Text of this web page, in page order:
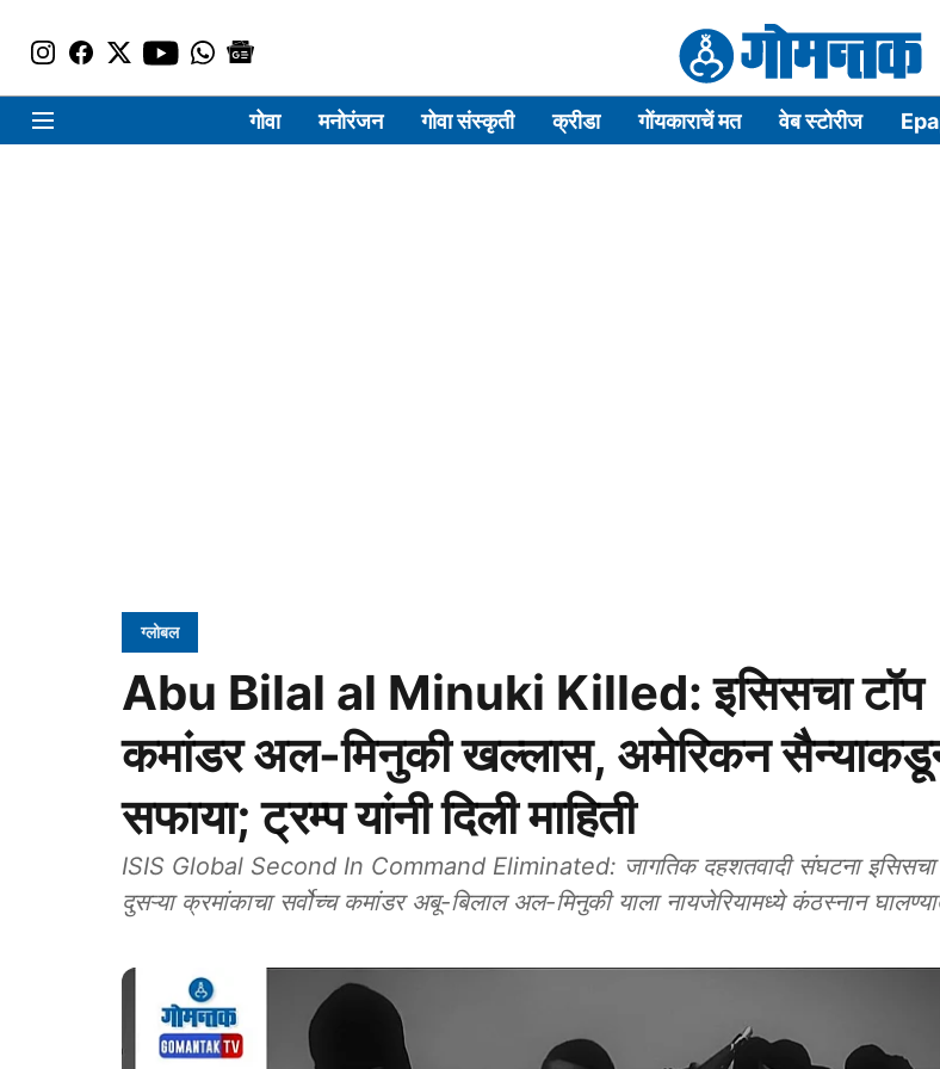
गोवा मनोरंजन गोवा संस्कृती क्रीडा गोंयकाराचें मत वेब स्टोरीज
ग्लोबल
Abu Bilal al Minuki Killed: इसिसचा टॉप
कमांडर अल-मिनुकी खल्लास, अमेरिकन
सफाया; ट्रम्प यांनी दिली माहिती
ISIS Global Second In Command Eliminated: जागतिक दहशतवादी संघटना
दुसऱ्या क्रमांकाचा सर्वोच्च कमांडर अबू-बिलाल अल-मिनुकी याला नायजेरियामध्ये कंठस्नान